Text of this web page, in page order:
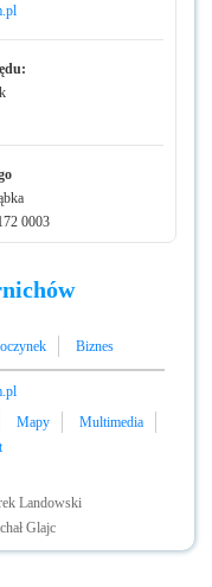
0003
Biznes
Mapy
Multimedia
Landowski
Glajc